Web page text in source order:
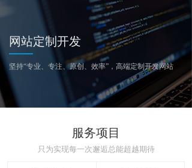
网站定制开发
坚持“专业、专注、原创、效率”，高端定制开发网站
服务项目
只为实现每一次邂逅总能超越期待